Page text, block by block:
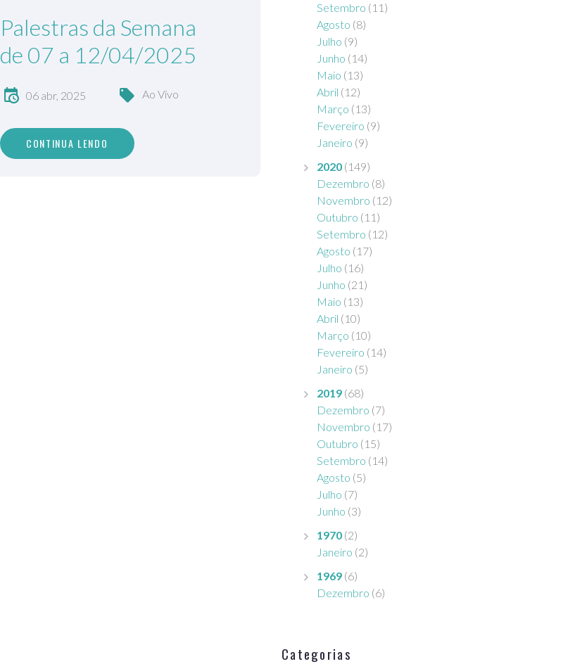
Palestras da Semana
de 07 a 12/04/2025
06 abr, 2025 Ao Vivo
CONTINUA LENDO
Setembro (11)
Agosto (8)
Julho (9)
Junho (14)
Maio (13)
Abril (12)
Março (13)
Fevereiro (9)
Janeiro (9)
2020 (149)
Dezembro (8)
Novembro (12)
Outubro (11)
Setembro (12)
Agosto (17)
Julho (16)
Junho (21)
Maio (13)
Abril (10)
Março (10)
Fevereiro (14)
Janeiro (5)
2019 (68)
Dezembro (7)
Novembro (17)
Outubro (15)
Setembro (14)
Agosto (5)
Julho (7)
Junho (3)
1970 (2)
Janeiro (2)
1969 (6)
Dezembro (6)
Categorias